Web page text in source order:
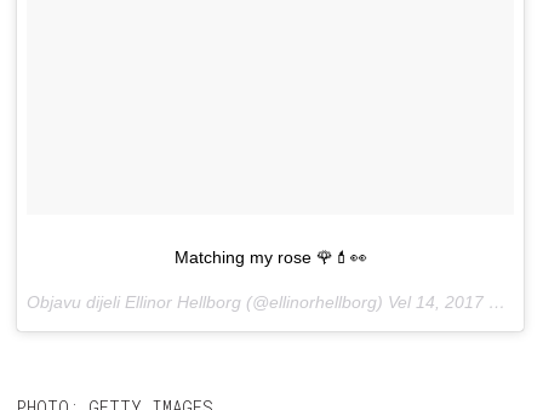
Matching my rose 🌹💄👀
Objavu dijeli Ellinor Hellborg (@ellinorhellborg) Vel 14, 2017 u 3:41 PST